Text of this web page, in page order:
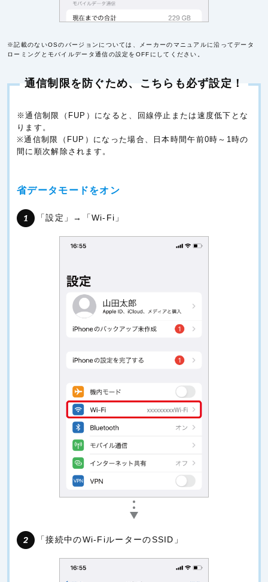
※記載のないOSのバージョンについては、メーカーのマニュアルに沿ってデータ
ローミングとモバイルデータ通信の設定をOFFにしてください。
通信制限を防ぐため、こちらも必ず設定！
※通信制限（FUP）になると、回線停止または速度低下とな
ります。
※通信制限（FUP）になった場合、日本時間午前0時～1時の
間に順次解除されます。
省データモードをオン
「設定」→「Wi-Fi」
「接続中のWi-FiルーターのSSID」